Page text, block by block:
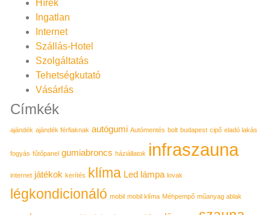
Hírek
Ingatlan
Internet
Szállás-Hotel
Szolgáltatás
Tehetségkutató
Vásárlás
Címkék
ajándék ajándék férfiaknak autógumi Autómentés bolt budapest cipő eladó lakás
fogyás fűtőpanel gumiabroncs háziállatok infraszauna
internet játékok kerítés klíma Led lámpa lovak
légkondicionáló mobil mobil klíma Méhpempő műanyag ablak